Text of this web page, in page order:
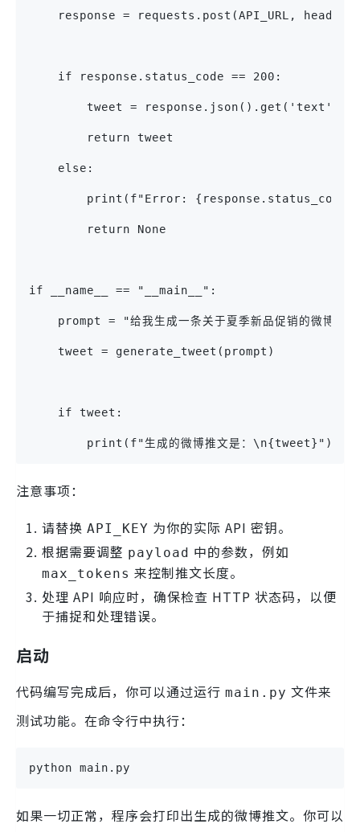
response = requests.post(API_URL,
    if response.status_code == 200:
        tweet = response.json().get('text')
        return tweet
    else:
print(f"Error: {response.status_code}
        return None
if __name__ == "__main__":
prompt = "给我生成一条关于夏季新品促销的微博推
    tweet = generate_tweet(prompt)
    if tweet:
        print(f"生成的微博推文是：\n{tweet}")
注意事项：
请替换 API_KEY 为你的实际 API 密钥。
根据需要调整 payload 中的参数，例如
max_tokens 来控制推文长度。
处理 API 响应时，确保检查 HTTP 状态码，以便
于捕捉和处理错误。
启动
代码编写完成后，你可以通过运行 main.py 文件来
测试功能。在命令行中执行：
python main.py
如果一切正常，程序会打印出生成的微博推文。你可以